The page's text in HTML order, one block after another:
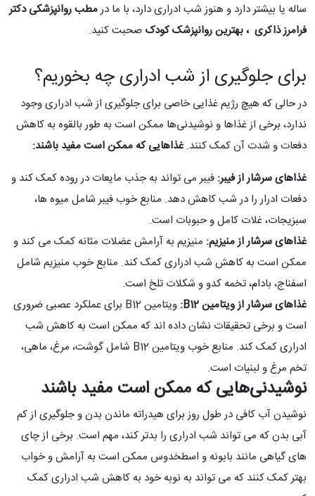
ساله یا بیشتر دارد و هنوز شب ادراری دارد، با ما درمطب روانپزشکی دکتر
فرامرز ذاکری ،بهترین روانپزشک کودک صحبت کنید.
برای جلوگیری از شب ادراری چه بخوریم؟
در حالی که هیچ رژیم غذایی خاصی برای جلوگیری از شب ادراری وجود
ندارد، برخی از غذاها و نوشیدنی‌ها ممکن است به طور بالقوه به کاهش
دفعات و شدت آن کمک کنند. غذاهایی که ممکن است مفید باشند:
غذاهای سرشار از فیبر: فیبر می تواند به جذب مایعات در روده کمک کند و
دفعات ادرار را در شب کاهش دهد. منابع خوب فیبر شامل میوه ها،
سبزیجات، غلات کامل و حبوبات است.
غذاهای سرشار از منیزیم: منیزیم به آرامش عضلات مثانه کمک می کند و
ممکن است به کاهش شب ادراری کمک کند. منابع خوب منیزیم شامل
اسفناج، بادام، تخمه کدو و شکلات تلخ است.
غذاهای سرشار از ویتامینB12
:
ویتامین B12 برای عملکرد عصبی ضروری
است و برخی تحقیقات نشان داده اند که ممکن است به کاهش شب
ادراری کمک کند. منابع خوب ویتامین B12 شامل گوشت، مرغ، ماهی،
تخم مرغ و لبنیات است.
نوشیدنی‌هایی که ممکن است مفید باشند
نوشیدن آب کافی در طول روز برای هیدراته ماندن بدن و جلوگیری از کم
آبی بدن که می تواند شب ادراری را بدتر کند، مهم است. برخی از چای
های گیاهی مانند بابونه و اسطخدوس ممکن است به آرامش و خواب
بهتر کمک کنند که می تواند به نوبه خود به کاهش شب ادراری کمک